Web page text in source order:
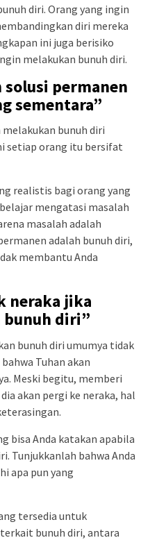
diri. Orang yang ingin
diri mereka
ini juga berisiko
melakukan bunuh diri.
permanen
sementara”
bunuh diri
setiap orang itu bersifat
realistis bagi orang yang
mengatasi masalah
masalah adalah
adalah bunuh diri,
membantu Anda
neraka jika
bunuh diri”
bunuh diri umumya tidak
Tuhan akan
Meski begitu, memberi
akan pergi ke neraka, hal
bisa Anda katakan apabila
Tunjukkanlah bahwa Anda
apa pun yang
tersedia untuk
bunuh diri, antara